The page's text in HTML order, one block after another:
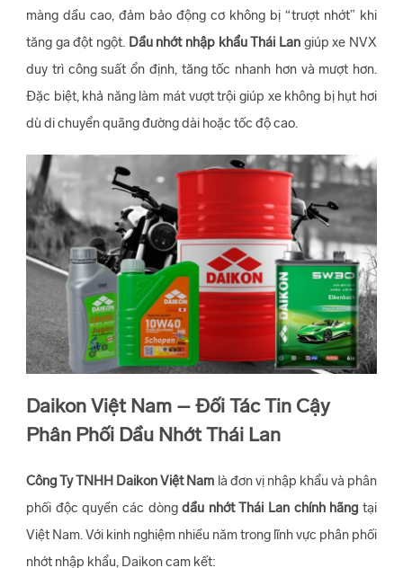
màng dầu cao, đảm bảo động cơ không bị “trượt nhớt” khi
tăng ga đột ngột. Dầu nhớt nhập khẩu Thái Lan giúp xe NVX
duy trì công suất ổn định, tăng tốc nhanh hơn và mượt hơn.
Đặc biệt, khả năng làm mát vượt trội giúp xe không bị hụt hơi
dù di chuyển quãng đường dài hoặc tốc độ cao.
Daikon Việt Nam – Đối Tác Tin Cậy
Phân Phối Dầu Nhớt Thái Lan
Công Ty TNHH Daikon Việt Nam là đơn vị nhập khẩu và phân
phối độc quyền các dòngdầu nhớt Thái Lan chính hãng tại
Việt Nam. Với kinh nghiệm nhiều năm trong lĩnh vực phân phối
nhớt nhập khẩu, Daikon cam kết: